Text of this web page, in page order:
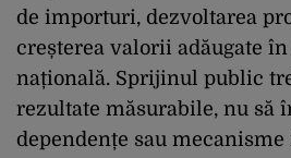
de importuri, dezvoltarea
creșterea valorii adăugate
națională. Sprijinul public
rezultate măsurabile, nu să
dependențe sau